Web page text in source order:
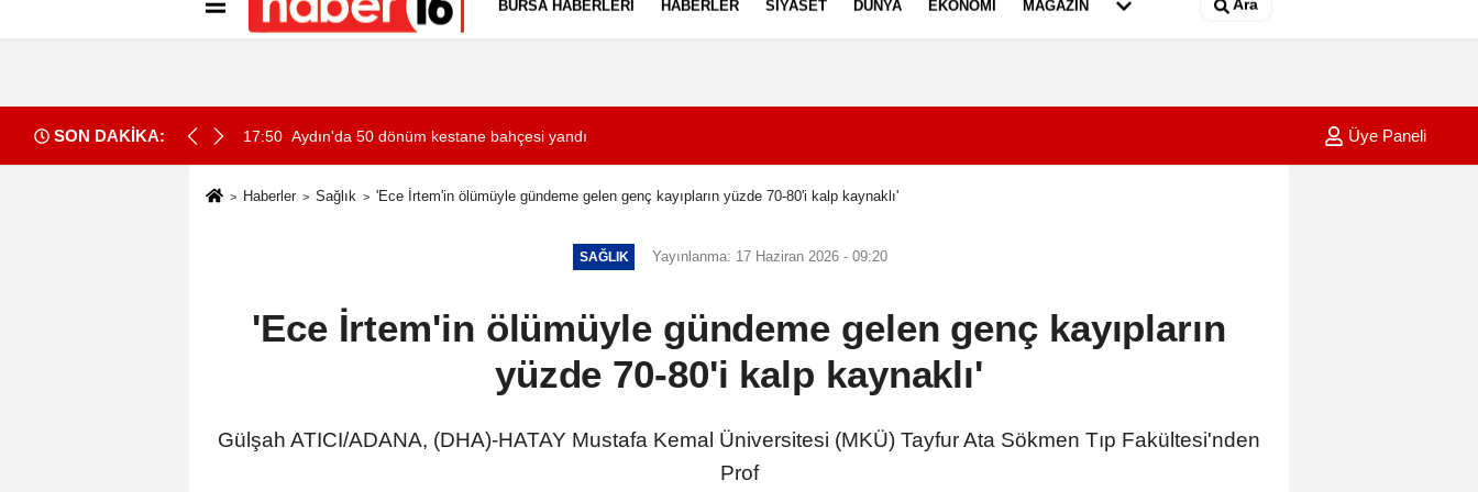
İletişim Gizlilik İlkeleri
BURSA HABERLERI HABERLER SIYASET DÜNYA EKONOMI MAGAZIN Ara
SON DAKİKA: 17:50 Aydın'da 50 dönüm kestane bahçesi yandı Hamza Yerlikaya: 2028 Olimpiyatları'nda modern pentatlonda büyük başarılar elde
17:47
Üye Paneli
Haberler Sağlık 'Ece İrtem'in ölümüyle gündeme gelen genç kayıpların yüzde 70-80'i kalp kaynaklı'
SAĞLIK Yayınlanma: 17 Haziran 2026 - 09:20
'Ece İrtem'in ölümüyle gündeme gelen genç kayıpların
yüzde 70-80'i kalp kaynaklı'
Gülşah ATICI/ADANA, (DHA)-HATAY Mustafa Kemal Üniversitesi (MKÜ) Tayfur Ata Sökmen Tıp Fakültesi'nden
Prof